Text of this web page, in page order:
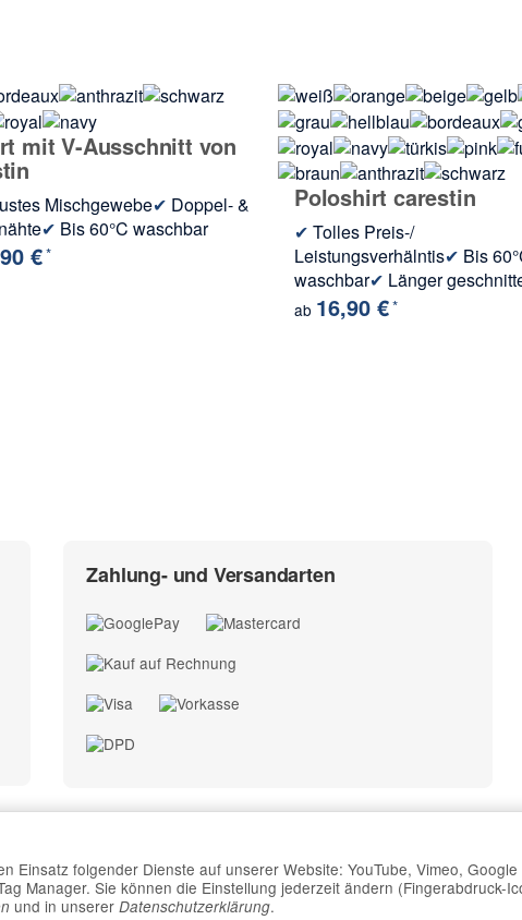
mit V-Ausschnitt von
Mischgewebe✔ Doppel- &
✔ Bis 60°C waschbar
€*
Poloshirt carestin
✔ Tolles Preis-/
Leistungsverhälntis✔ Bis
waschbar✔ Länger
ab 16,90 €*
Zahlung- und Versandarten
Vertrag widerrufen
Einsatz folgender Dienste auf unserer Website: YouTube, Vimeo, Google
Manager. Sie können die Einstellung jederzeit ändern (Fingerabdruck-
und in unserer Datenschutzerklärung.